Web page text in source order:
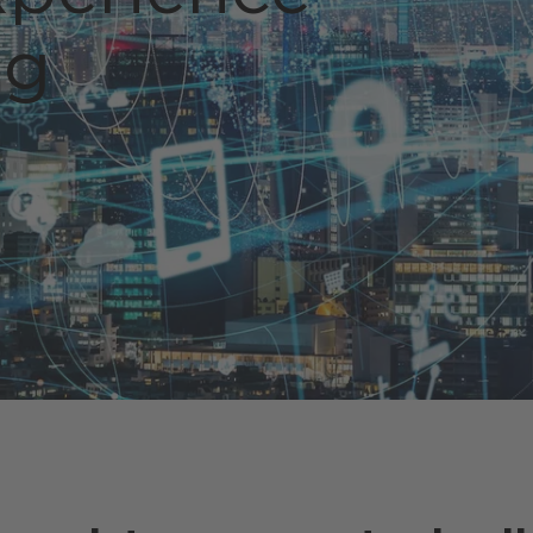
KI mit Microsoft
Softwarelizenzen
Private 5G
CANCOM SE
CANCOM Austria